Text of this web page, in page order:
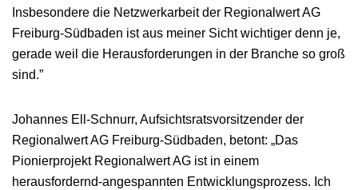
Insbesondere die Netzwerkarbeit der Regionalwert AG
Freiburg-Südbaden ist aus meiner Sicht wichtiger denn je,
gerade weil die Herausforderungen in der Branche so groß
sind.”
Johannes Ell-Schnurr, Aufsichtsratsvorsitzender der
Regionalwert AG Freiburg-Südbaden, betont: „Das
Pionierprojekt Regionalwert AG ist in einem
herausfordernd-angespannten Entwicklungsprozess. Ich